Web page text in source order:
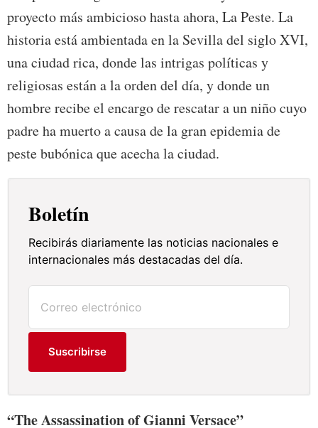
proyecto más ambicioso hasta ahora, La Peste. La
historia está ambientada en la Sevilla del siglo XVI,
una ciudad rica, donde las intrigas políticas y
religiosas están a la orden del día, y donde un
hombre recibe el encargo de rescatar a un niño cuyo
padre ha muerto a causa de la gran epidemia de
peste bubónica que acecha la ciudad.
Boletín
Recibirás diariamente las noticias nacionales e
internacionales más destacadas del día.
Suscribirse
“The Assassination of Gianni Versace”